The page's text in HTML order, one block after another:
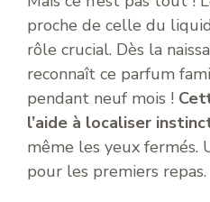
proche de celle du
rôle crucial. Dès la
reconnaît ce parfum
pendant neuf mois !
l’aide à localiser
même les yeux fermés.
pour les premiers repas.